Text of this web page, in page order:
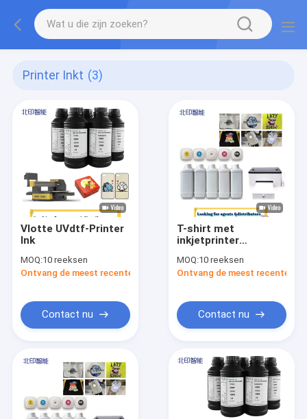
Printer Inkt (3)
Vlotte UVdtf-Printer
Ink
MOQ:10 reeksen
Ontvang de meest recente Prijs
Contact nu
T-shirt met
inkjetprinter
MOQ:10 reeksen
Ontvang de meest recente
Contact nu